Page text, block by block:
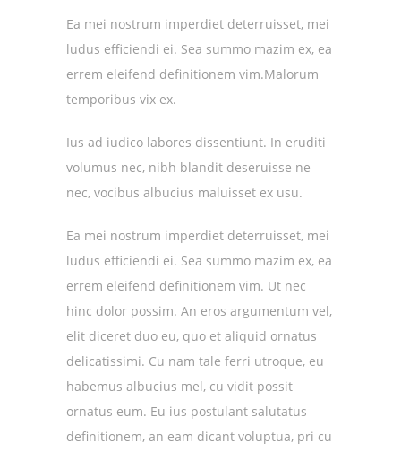
Ea mei nostrum imperdiet deterruisset, mei
ludus efficiendi ei. Sea summo mazim ex, ea
errem eleifend definitionem vim.Malorum
temporibus vix ex.
Ius ad iudico labores dissentiunt. In eruditi
volumus nec, nibh blandit deseruisse ne
nec, vocibus albucius maluisset ex usu.
Ea mei nostrum imperdiet deterruisset, mei
ludus efficiendi ei. Sea summo mazim ex, ea
errem eleifend definitionem vim. Ut nec
hinc dolor possim. An eros argumentum vel,
elit diceret duo eu, quo et aliquid ornatus
delicatissimi. Cu nam tale ferri utroque, eu
habemus albucius mel, cu vidit possit
ornatus eum. Eu ius postulant salutatus
definitionem, an eam dicant voluptua, pri cu